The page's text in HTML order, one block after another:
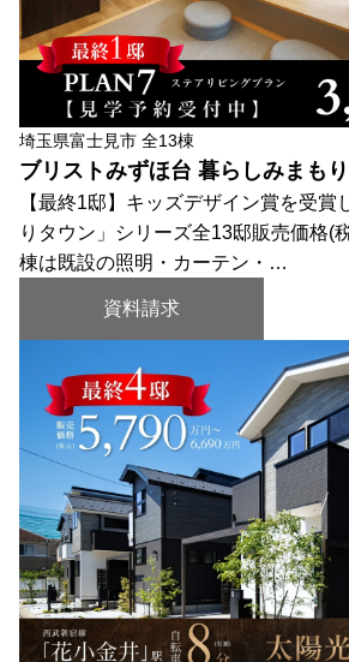
埼玉県富士見市 全13棟
ブリストみずほ台 暮らしみまも
【最終1邸】キッズデザイン賞を受賞
りタウン」シリーズ全13邸販売価格(
棟は既設の照明・カーテン・…
資料請求